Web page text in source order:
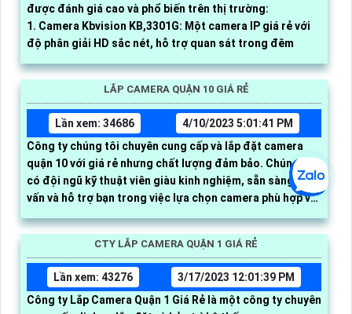
được đánh giá cao và phổ biến trên thị trường:
1. Camera Kbvision KB,3301G: Một camera IP giá rẻ với
độ phân giải HD sắc nét, hỗ trợ quan sát trong đêm
LẮP CAMERA QUẬN 10 GIÁ RẺ
Lần xem: 34686
4/10/2023 5:01:41 PM
Công ty chúng tôi chuyên cung cấp và lắp đặt camera
quận 10 với giá rẻ nhưng chất lượng đảm bảo. Chúng tôi
có đội ngũ kỹ thuật viên giàu kinh nghiệm, sẵn sàng tư
vấn và hỗ trợ bạn trong việc lựa chọn camera phù hợp với
CTY LẮP CAMERA QUẬN 1 GIÁ RẺ
Lần xem: 43276
3/17/2023 12:01:39 PM
Công ty Lắp Camera Quận 1 Giá Rẻ là một công ty chuyên